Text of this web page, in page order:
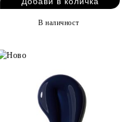
В наличност